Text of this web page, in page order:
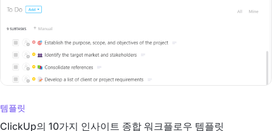
템플릿
ClickUp의 10가지 인사이트 종합 워크플로우 템플릿